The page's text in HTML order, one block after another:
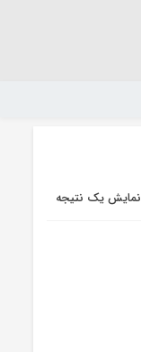
نمایش یک نتیجه